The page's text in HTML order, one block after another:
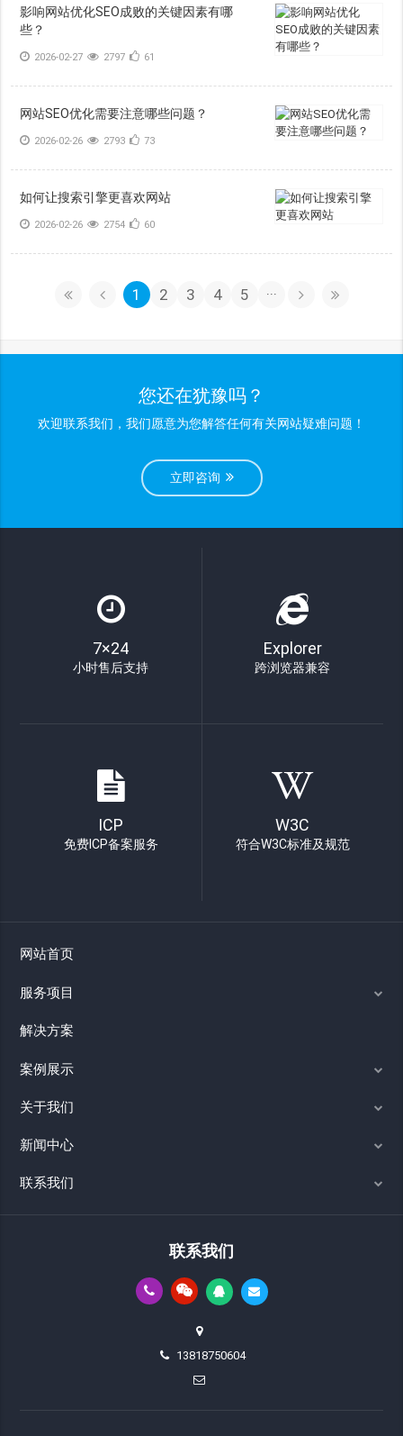
影响网站优化SEO成败的关键因素有哪
些？
2026-02-27 2797 61
网站SEO优化需要注意哪些问题？
2026-02-26 2793 73
如何让搜索引擎更喜欢网站
2026-02-26 2754 60
1 2 3 4 5 ···
您还在犹豫吗？
欢迎联系我们，我们愿意为您解答任何有关网站疑难问题！
立即咨询
7×24
小时售后支持
Explorer
跨浏览器兼容
ICP
免费ICP备案服务
W3C
符合W3C标准及规范
网站首页
服务项目
解决方案
案例展示
关于我们
新闻中心
联系我们
联系我们
13818750604